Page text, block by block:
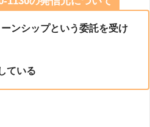
ンシップという委託を受け
ている